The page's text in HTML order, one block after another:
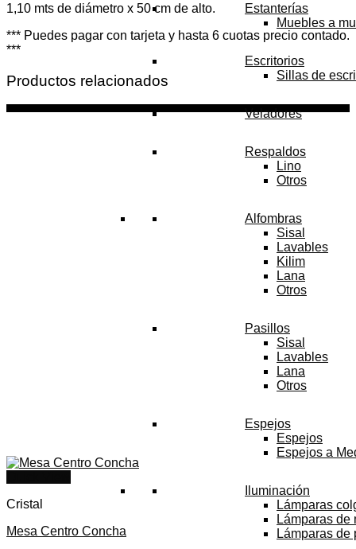
Estanterías
Muebles a
Escritorios
Sillas de
Veladores
Respaldos
Lino
Otros
Alfombras
Sisal
Lavables
Kilim
Lana
Otros
Pasillos
Sisal
Lavables
Lana
Otros
Espejos
Espejos
Espejos a
Iluminación
Lámparas
Lámparas de
Lámparas de
1,10 mts de diámetro x 50 cm de alto.
*** Puedes pagar con tarjeta y hasta 6 cuotas precio contado.
***
Productos relacionados
Cristal
Mesa Centro Concha